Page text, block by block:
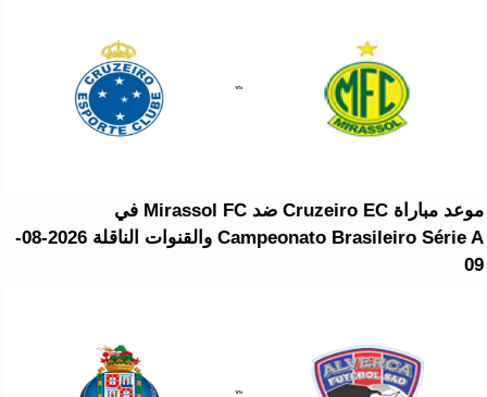
موعد مباراة Cruzeiro EC ضد Mirassol FC في
Campeonato Brasileiro Série A والقنوات الناقلة 2026-08-
09